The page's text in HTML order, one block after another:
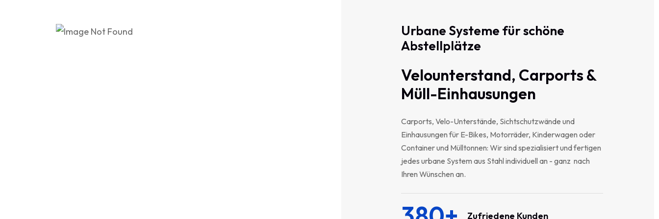
Urbane Systeme fürschöne
Abstellplätze
Velounterstand, Carports &
Müll-Einhausungen
Carports, Velo-Unterstände, Sichtschutzwände und
Einhausungen für E-Bikes, Motorräder, Kinderwagen oder
Container und Mülltonnen: Wir sind spezialisiert und fertigen
jedes urbane System aus Stahl individuell an - ganz nach
Ihren Wünschen an.
Zufriedene Kunden